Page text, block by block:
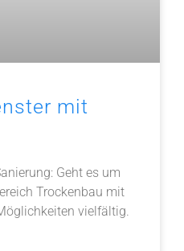
mit
Geht es um
Trockenbau mit
vielfältig.